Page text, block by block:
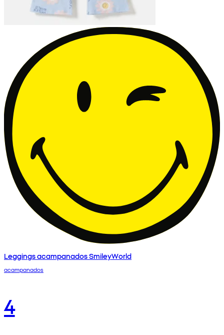
Leggings acampanados SmileyWorld
acampanados
4